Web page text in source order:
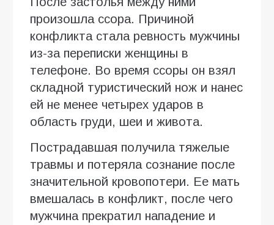
произошла ссора. Причиной
конфликта стала ревность мужчины
из-за переписки женщины в
телефоне. Во время ссоры он взял
складной туристический нож и нанес
ей не менее четырех ударов в
область груди, шеи и живота.
Пострадавшая получила тяжелые
травмы и потеряла сознание после
значительной кровопотери. Ее мать
вмешалась в конфликт, после чего
мужчина прекратил нападение и